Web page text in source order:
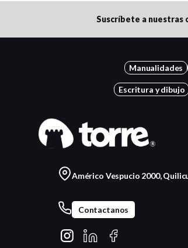
Suscríbete a nuestras
Manualidades
Escritura y dibujo
Américo Vespucio 2000,
Contactanos